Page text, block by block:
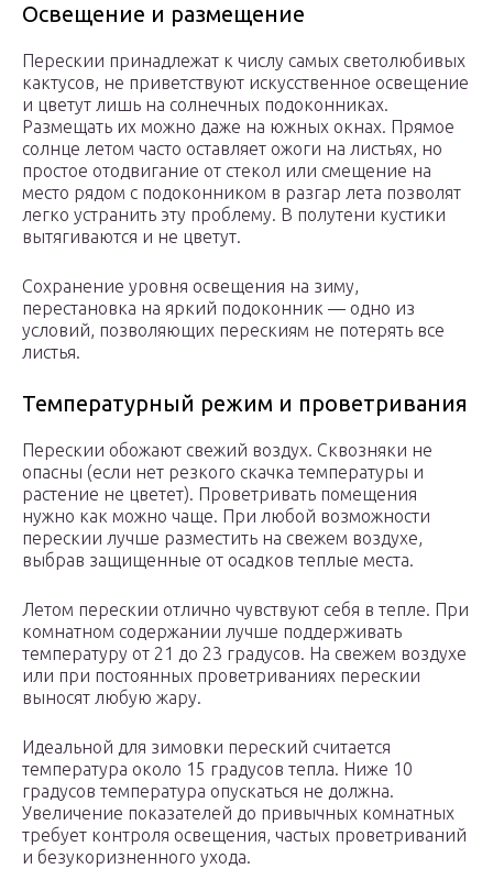
Освещение и размещение
Перескии принадлежат к числу самых светолюбивых
кактусов, не приветствуют искусственное освещение
и цветут лишь на солнечных подоконниках.
Размещать их можно даже на южных окнах. Прямое
солнце летом часто оставляет ожоги на листьях, но
простое отодвигание от стекол или смещение на
место рядом с подоконником в разгар лета позволят
легко устранить эту проблему. В полутени кустики
вытягиваются и не цветут.
Сохранение уровня освещения на зиму,
перестановка на яркий подоконник — одно из
условий, позволяющих перескиям не потерять все
листья.
Температурный режим и проветривания
Перескии обожают свежий воздух. Сквозняки не
опасны (если нет резкого скачка температуры и
растение не цветет). Проветривать помещения
нужно как можно чаще. При любой возможности
перескии лучше разместить на свежем воздухе,
выбрав защищенные от осадков теплые места.
Летом перескии отлично чувствуют себя в тепле. При
комнатном содержании лучше поддерживать
температуру от 21 до 23 градусов. На свежем воздухе
или при постоянных проветриваниях перескии
выносят любую жару.
Идеальной для зимовки переский считается
температура около 15 градусов тепла. Ниже 10
градусов температура опускаться не должна.
Увеличение показателей до привычных комнатных
требует контроля освещения, частых проветриваний
и безукоризненного ухода.